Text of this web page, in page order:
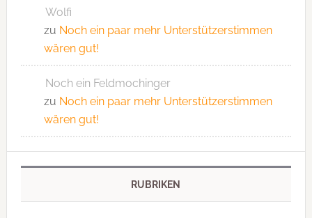
Wolfi
zu Noch ein paar mehr Unterstützerstimmen
wären gut!
Noch ein Feldmochinger
zu Noch ein paar mehr Unterstützerstimmen
wären gut!
RUBRIKEN